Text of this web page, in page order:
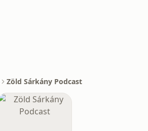
Zöld Sárkány Podcast